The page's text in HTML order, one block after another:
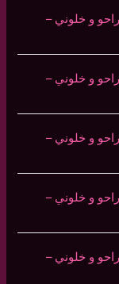
راحو و خلوني –
راحو و خلوني –
راحو و خلوني –
راحو و خلوني –
راحو و خلوني –